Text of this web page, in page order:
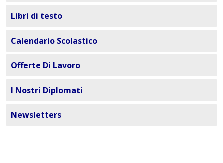
Libri di testo
Calendario Scolastico
Offerte Di Lavoro
I Nostri Diplomati
Newsletters